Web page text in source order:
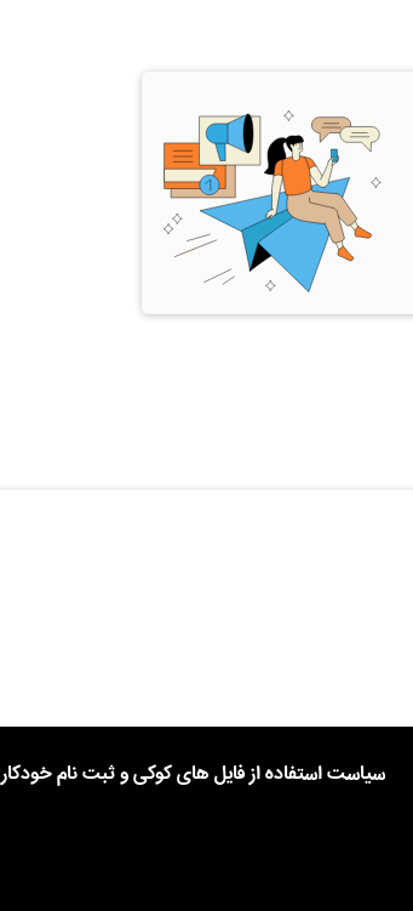
سیاست استفاده از فایل های کوکی و ثبت نام خودکار